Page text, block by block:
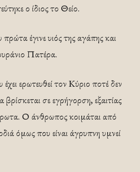
ο ίδιος το Θείο.
έγινε υιός της αγάπης και
Πατέρα.
ερωτευθεί τον Κύριο ποτέ δεν
σε εγρήγορση, εξαιτίας
Ο άνθρωπος κοιμάται από
όμως που είναι άγρυπνη υμνεί